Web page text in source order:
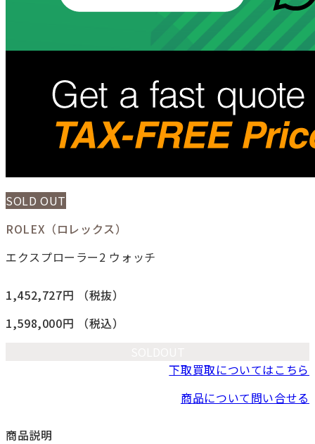
SOLD OUT
ROLEX（ロレックス）
エクスプローラー2 ウォッチ
1,452,727円
（税抜）
1,598,000円
（税込）
下取買取についてはこちら
商品について問い合せる
商品説明